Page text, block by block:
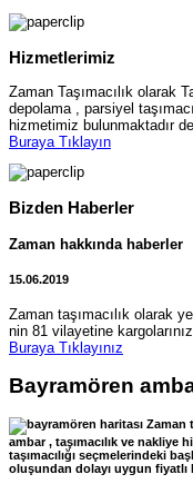
Hizmetlerimiz
Zaman Taşımacılık olarak
depolama , parsiyel
hizmetimiz bulunmaktadır
Buraya Tıklayın
Bizden Haberler
Zaman hakkında haberler
15.06.2019
Zaman taşımacılık olarak
nin 81 vilayetine
Buraya Tıklayınız
Bayramören
Zaman
ambar , taşımacılık ve nakliye
taşımacılığı seçmelerindeki
oluşundan dolayı uygun fiyatlı